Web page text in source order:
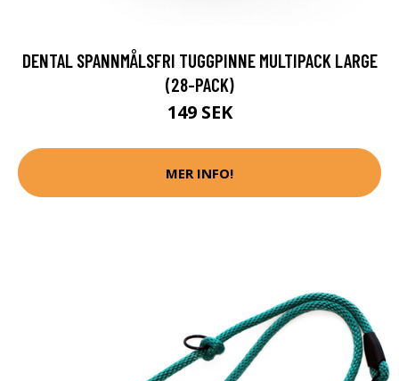
DENTAL SPANNMÅLSFRI TUGGPINNE MULTIPACK LARGE
(28-PACK)
149 SEK
MER INFO!